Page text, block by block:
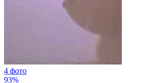
4 фото
93%